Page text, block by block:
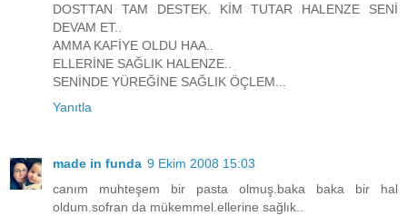
DOSTTAN TAM DESTEK. KİM TUTAR HALENZE SENİ
DEVAM ET..
AMMA KAFİYE OLDU HAA..
ELLERİNE SAĞLIK HALENZE..
SENİNDE YÜREĞİNE SAĞLIK ÖÇLEM...
Yanıtla
made in funda 9 Ekim 2008 15:03
canım muhteşem bir pasta olmuş.baka baka bir hal
oldum.sofran da mükemmel.ellerine sağlık..